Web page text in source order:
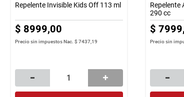
Repelente Invisible Kids Off 113 ml
$ 8999,00
Precio sin impuestos Nac. $ 7437,19
Repelente
290 cc
$ 7999,
Precio sin